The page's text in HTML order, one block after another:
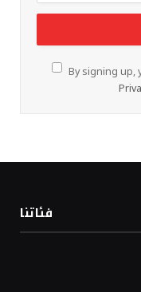
By signing
فئاتنا